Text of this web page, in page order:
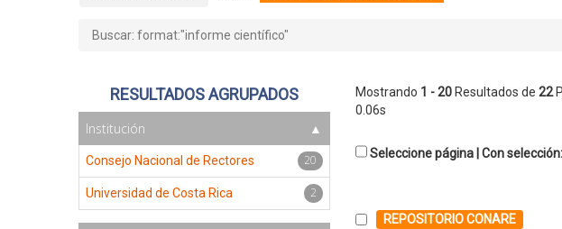
Buscar: format:"informe científico"
Mostrando 1 - 20Resultados de 22
0.06s
Seleccione página | Con selección:
Seleccione el número de resultado
REPOSITORIO CONARE
RESULTADOS AGRUPADOS
Institución
Consejo Nacional de Rectores 20
Universidad de Costa Rica 2